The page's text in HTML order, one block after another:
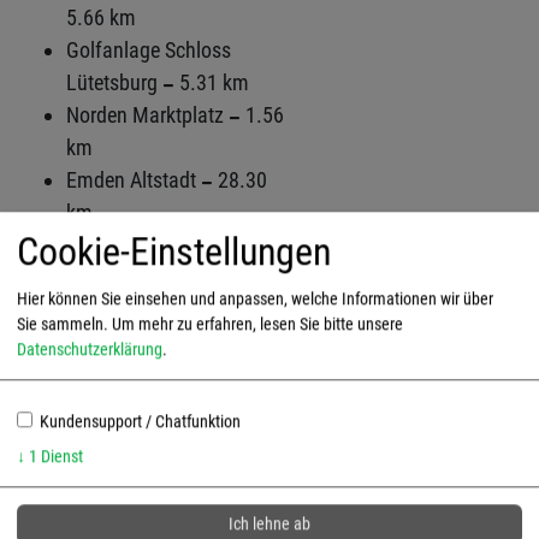
5.66 km
Golfanlage Schloss
Lütetsburg
5.31 km
Norden Marktplatz
1.56
km
Emden Altstadt
28.30
km
Aurich Altstadt
26.97
Hafen Greetsiel
13.81
km
Hage Ortmitte
7.05 km
Bewertungen und Lage
Cookie-Einstellungen
Hier können Sie einsehen und anpassen, welche Informationen wir über
Sie sammeln. Um mehr zu erfahren, lesen Sie bitte unsere
Datenschutzerklärung.
Kundensupport / Chatfunktion
↓ 1 Dienst
Ich lehne ab